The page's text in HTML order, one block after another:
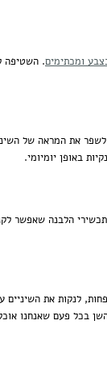
ומכתימים. השטיפה
לשפר את המראה של
באופן יומיומי.
הלבנה שאפשר
לנקות את
בכל פעם שאנחנו